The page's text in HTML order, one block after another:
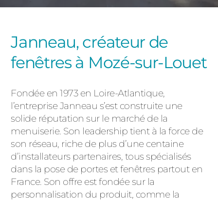
Janneau, créateur de
fenêtres à Mozé-sur-Louet
Fondée en 1973 en Loire-Atlantique,
l’entreprise Janneau s’est construite une
solide réputation sur le marché de la
menuiserie. Son leadership tient à la force de
son réseau, riche de plus d’une centaine
d’installateurs partenaires, tous spécialisés
dans la pose de portes et fenêtres partout en
France. Son offre est fondée sur la
personnalisation du produit, comme la
ALUMINIUM
ACIER
CARPORTS